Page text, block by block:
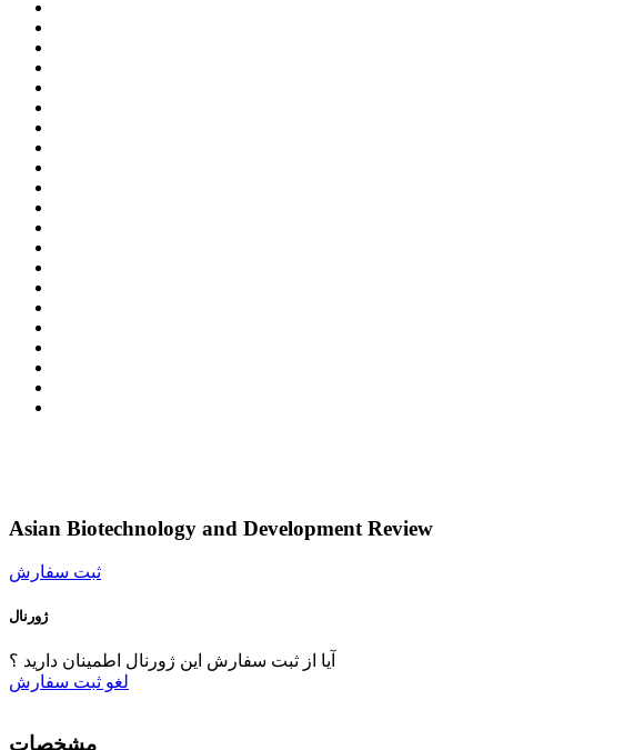
Asian Biotechnology and Development Review
ثبت سفارش
ژورنال
آیا از ثبت سفارش این ژورنال اطمینان دارید ؟
لغو ثبت سفارش
مشخصات